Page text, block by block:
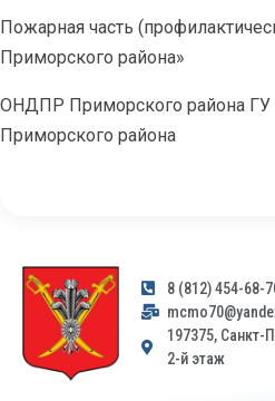
Пожарная часть
Приморского района»
ОНДПР Приморского района
Приморского района
8 (812) 454-68-
197375, Санкт-
2-й этаж